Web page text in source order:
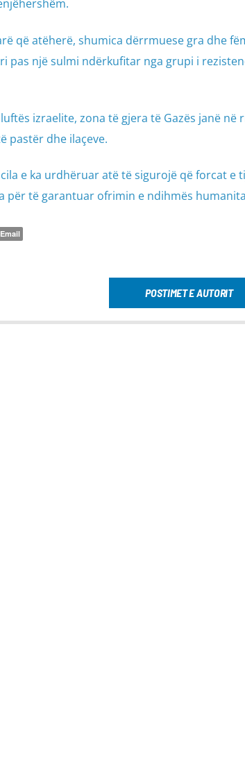
që atëherë, shumica dërrmuese gra dhe
pas një sulmi ndërkufitar nga grupi i
izraelite, zona të gjera të Gazës janë në
pastër dhe ilaçeve.
e ka urdhëruar atë të sigurojë që forcat e
për të garantuar ofrimin e ndihmës
Email
POSTIMET E AUTORIT